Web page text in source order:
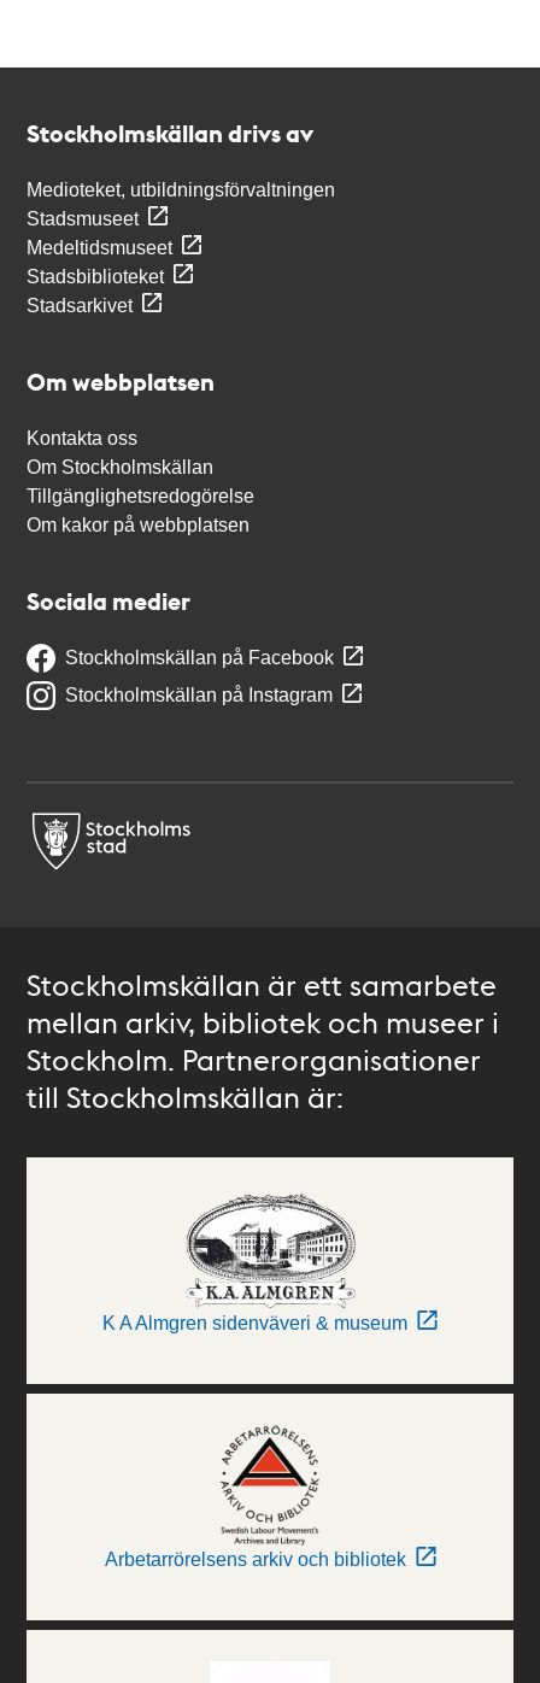
Stockholmskällan drivs av
Medioteket, utbildningsförvaltningen
Stadsmuseet
Medeltidsmuseet
Stadsbiblioteket
Stadsarkivet
Om webbplatsen
Kontakta oss
Om Stockholmskällan
Tillgänglighetsredogörelse
Om kakor på webbplatsen
Sociala medier
Stockholmskällan på Facebook
Stockholmskällan på Instagram
Stockholmskällan är ett samarbete
mellan arkiv, bibliotek och museer i
Stockholm. Partnerorganisationer
till Stockholmskällan är:
K A Almgren sidenväveri & museum
Arbetarrörelsens arkiv och bibliotek